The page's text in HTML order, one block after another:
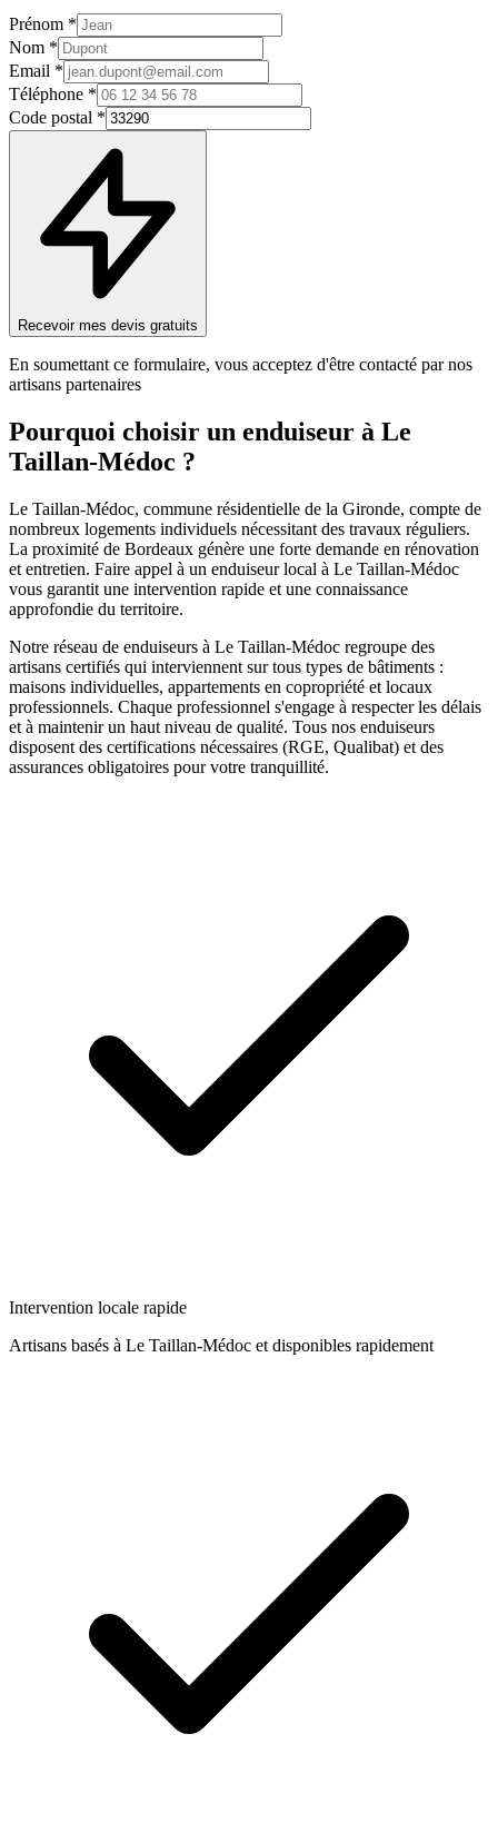
Prénom *
Nom *
Email *
Téléphone *
Code postal *
Recevoir mes devis gratuits
En soumettant ce formulaire, vous acceptez d'être contacté par nos
artisans partenaires
Pourquoi choisir un enduiseur à Le
Taillan-Médoc ?
Le Taillan-Médoc, commune résidentielle de la Gironde, compte de
nombreux logements individuels nécessitant des travaux réguliers.
La proximité de Bordeaux génère une forte demande en rénovation
et entretien. Faire appel à un enduiseurlocal à Le Taillan-Médoc
vous garantit une intervention rapide et une connaissance
approfondie du territoire.
Notre réseau de enduiseurs à Le Taillan-Médoc regroupe des
artisans certifiés qui interviennent sur tous types de bâtiments :
maisons individuelles, appartements en copropriété et locaux
professionnels. Chaque professionnel s'engage à respecter les délais
et à maintenir un haut niveau de qualité. Tous nos enduiseurs
disposent des certifications nécessaires (RGE, Qualibat) et des
assurances obligatoires pour votre tranquillité.
Intervention locale rapide
Artisans basés à Le Taillan-Médoc et disponibles rapidement